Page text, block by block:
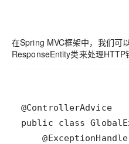
在Spring MVC框架中，我们可
ResponseEntity类来处理HTTP
@ControllerAdvice